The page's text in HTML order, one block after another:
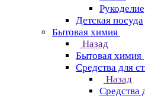
Детская посуда
Бытовая химия
Назад
Бытовая химия
Средства для
Назад
Средства